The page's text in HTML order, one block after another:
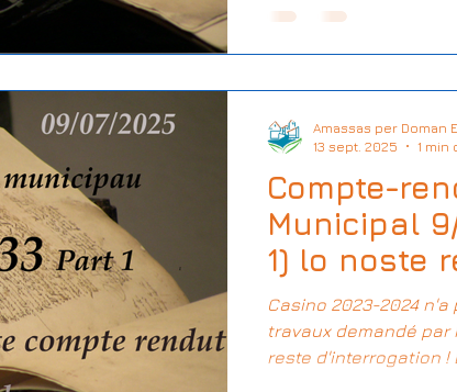
Solidarité PLU CAC 40 Rémunération
France Thermes
Compte-
Municipal
1) lo noste
Casino 2023-2024
travaux demandé par
reste d'interrogation !
Amassas per Doman
13 sept. 2025
1 min